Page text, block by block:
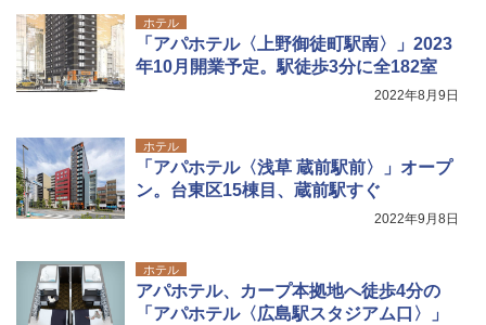
ホテル
「アパホテル〈上野御徒町駅南〉」2023
年10月開業予定。駅徒歩3分に全182室
2022年8月9日
ホテル
「アパホテル〈浅草 蔵前駅前〉」オープ
ン。台東区15棟目、蔵前駅すぐ
2022年9月8日
ホテル
アパホテル、カープ本拠地へ徒歩4分の
「アパホテル〈広島駅スタジアム口〉」